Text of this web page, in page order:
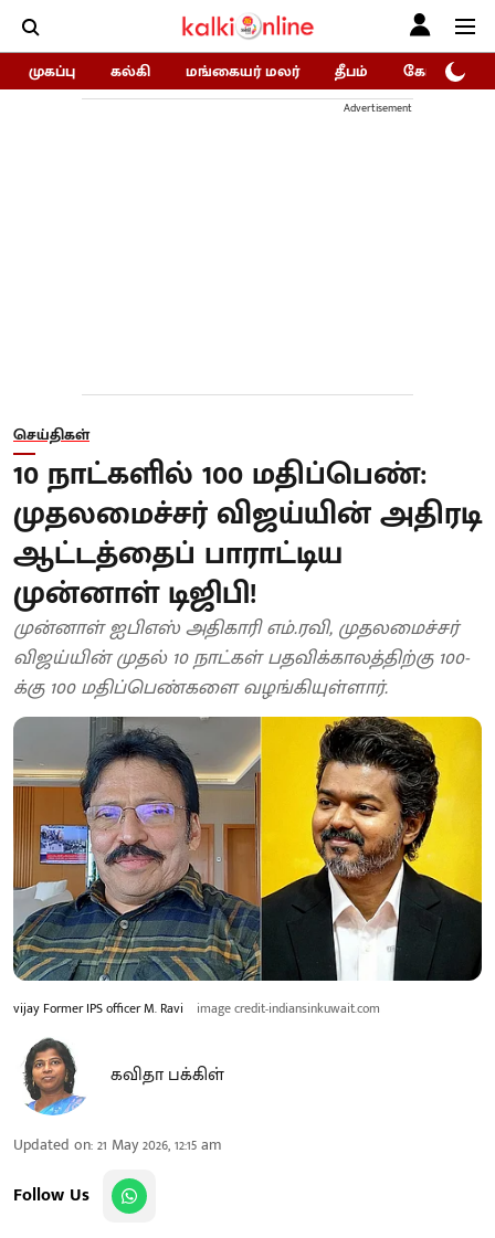
முகப்பு கல்கி மங்கையர் மலர் தீபம் கோகுலம்/
Advertisement
செய்திகள்
10 நாட்களில் 100 மதிப்பெண்:
முதலமைச்சர் விஜய்யின் அதிரடி
ஆட்டத்தைப் பாராட்டிய
முன்னாள் டிஜிபி!
முன்னாள் ஐபிஎஸ் அதிகாரி எம்.ரவி, முதலமைச்சர்
விஜய்யின் முதல் 10 நாட்கள் பதவிக்காலத்திற்கு 100-
க்கு 100 மதிப்பெண்களை வழங்கியுள்ளார்.
vijay Former IPS officer M. Ravi image credit-indiansinkuwait.com
கவிதா பக்கிள்
Updated on:21 May 2026, 12:15 am
Follow Us